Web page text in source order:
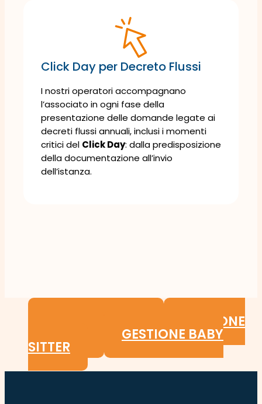
Click Day per Decreto Flussi
I nostri operatori accompagnano
l’associato in ogni fase della
presentazione delle domande legate ai
decreti flussi annuali, inclusi i momenti
critici del Click Day: dalla predisposizione
della documentazione all’invio
dell’istanza.
GESTIONE
GESTIONE BABY
SITTER